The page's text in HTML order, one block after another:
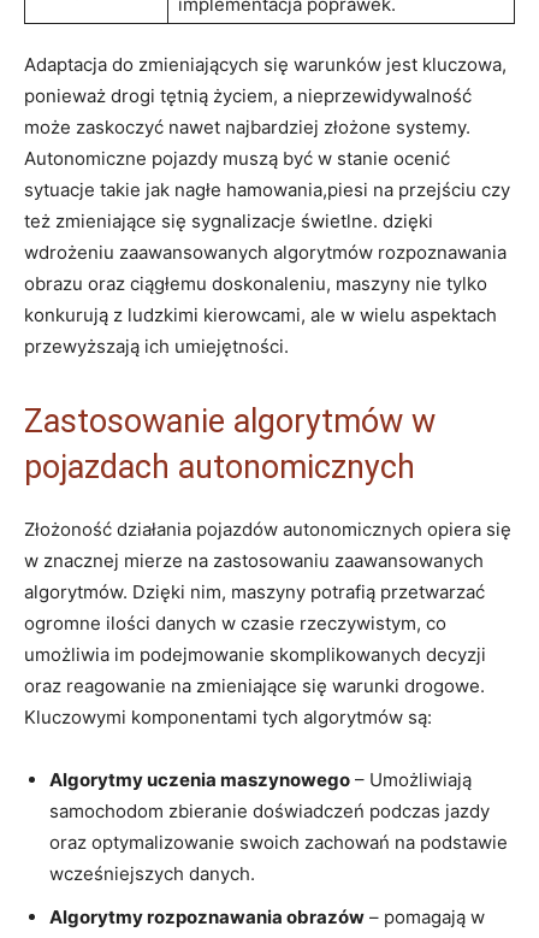
Adaptacja do ‍zmieniających się warunków jest⁢ kluczowa,
‌ponieważ drogi tętnią życiem, ⁣a‍ nieprzewidywalność
może zaskoczyć nawet⁣ najbardziej złożone⁣ systemy.
‍Autonomiczne‌ pojazdy muszą być w⁣ stanie ocenić
sytuacje takie⁤ jak nagłe hamowania,piesi na przejściu czy⁣
też zmieniające się sygnalizacje świetlne. ⁢dzięki
wdrożeniu zaawansowanych algorytmów⁢ rozpoznawania⁤
obrazu oraz ciągłemu⁢ doskonaleniu, maszyny nie‍ tylko⁤
konkurują z ludzkimi⁢ kierowcami, ⁢ale w ​wielu⁣ aspektach‌
przewyższają ich umiejętności.
Zastosowanie⁣ algorytmów ⁤w
pojazdach autonomicznych
Złożoność działania ⁢pojazdów ⁣autonomicznych opiera‌ się
⁢w ‌znacznej mierze ⁢na zastosowaniu ⁣zaawansowanych
algorytmów. ⁢Dzięki nim, maszyny potrafią przetwarzać
⁤ogromne⁢ ilości danych w czasie rzeczywistym, co
umożliwia im​ podejmowanie ⁣skomplikowanych decyzji
oraz ⁤reagowanie⁣ na zmieniające się warunki‌ drogowe.
⁤Kluczowymi komponentami ​tych algorytmów są:
Algorytmy ‍uczenia maszynowego – Umożliwiają‌
samochodom zbieranie doświadczeń‌ podczas jazdy
oraz optymalizowanie swoich zachowań​ na podstawie
wcześniejszych danych.
Algorytmy⁣ rozpoznawania⁢ obrazów – pomagają w